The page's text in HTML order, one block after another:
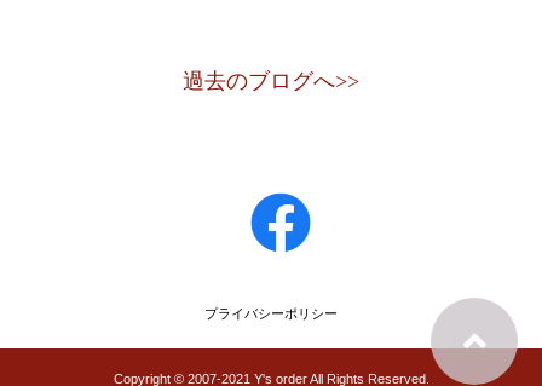
過去のブログへ>>
プライバシーポリシー
Copyright © 2007-2021 Y's order All Rights Reserved.